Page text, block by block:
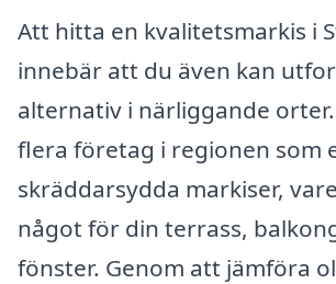
Att hitta en kvalitetsmarkis i
innebär att du även kan
alternativ i närliggande
flera företag i regionen som
skräddarsydda markiser,
något för din terrass,
fönster. Genom att jämföra